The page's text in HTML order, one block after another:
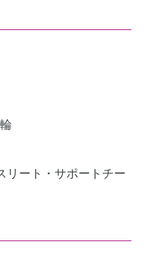
ート・サポートチー